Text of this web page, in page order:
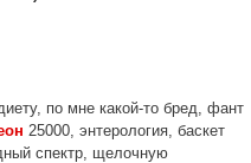
по мне какой-то бред, фант
25000, энтерология, баскет
спектр, щелочную